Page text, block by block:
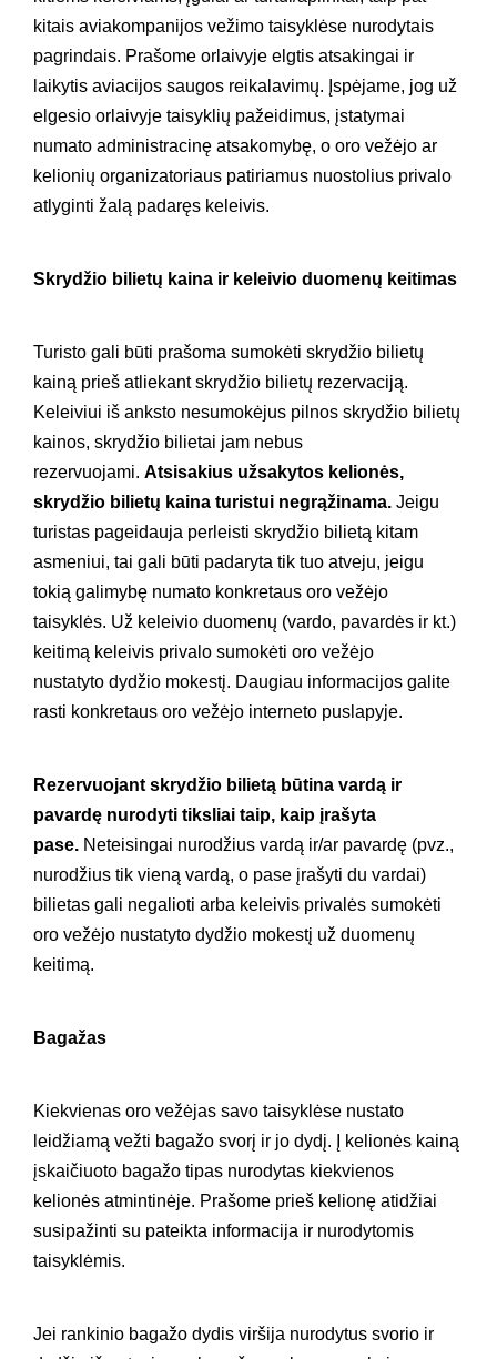
kitais aviakompanijos vežimo taisyklėse nurodytais
pagrindais. Prašome orlaivyje elgtis atsakingai ir
laikytis aviacijos saugos reikalavimų. Įspėjame, jog už
elgesio orlaivyje taisyklių pažeidimus, įstatymai
numato administracinę atsakomybę, o oro vežėjo ar
kelionių organizatoriaus patiriamus nuostolius privalo
atlyginti žalą padaręs keleivis.
Skrydžio bilietų kaina ir keleivio duomenų keitimas
Turisto gali būti prašoma sumokėti skrydžio bilietų
kainą prieš atliekant skrydžio bilietų rezervaciją.
Keleiviui iš anksto nesumokėjus pilnos skrydžio bilietų
kainos, skrydžio bilietai jam nebus
rezervuojami. Atsisakius užsakytos kelionės,
skrydžio bilietų kaina turistui negrąžinama. Jeigu
turistas pageidauja perleisti skrydžio bilietą kitam
asmeniui, tai gali būti padaryta tik tuo atveju, jeigu
tokią galimybę numato konkretaus oro vežėjo
taisyklės. Už keleivio duomenų (vardo, pavardės ir kt.)
keitimą keleivis privalo sumokėti oro vežėjo
nustatyto dydžio mokestį. Daugiau informacijos galite
rasti konkretaus oro vežėjo interneto puslapyje.
Rezervuojant skrydžio bilietą būtina vardą ir
pavardę nurodyti tiksliai taip, kaip įrašyta
pase. Neteisingai nurodžius vardą ir/ar pavardę (pvz.,
nurodžius tik vieną vardą, o pase įrašyti du vardai)
bilietas gali negalioti arba keleivis privalės sumokėti
oro vežėjo nustatyto dydžio mokestį už duomenų
keitimą.
Bagažas
Kiekvienas oro vežėjas savo taisyklėse nustato
leidžiamą vežti bagažo svorį ir jo dydį. Į kelionės kainą
įskaičiuoto bagažo tipas nurodytas kiekvienos
kelionės atmintinėje. Prašome prieš kelionę atidžiai
susipažinti su pateikta informacija ir nurodytomis
taisyklėmis.
Jei rankinio bagažo dydis viršija nurodytus svorio ir